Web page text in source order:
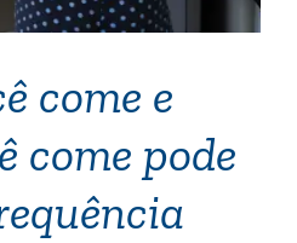
come e
come pode